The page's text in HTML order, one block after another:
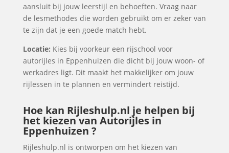
aansluit bij jouw leerstijl en behoeften. Vraag naar
de lesmethodes die worden gebruikt om er zeker van
te zijn dat je een goede match hebt.
Locatie: Kies bij voorkeur een rijschool voor
autorijles in Eppenhuizen die dicht bij jouw woon- of
werkadres ligt. Dit maakt het makkelijker om jouw
rijlessen in te plannen en vermindert reistijd.
Hoe kan Rijleshulp.nl je helpen bij
het kiezen van Autorijles in
Eppenhuizen ?
Rijleshulp.nl is ontworpen om het kiezen van